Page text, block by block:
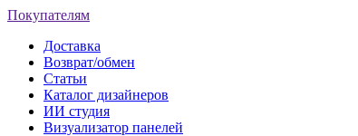
Покупателям
Доставка
Возврат/обмен
Статьи
Каталог дизайнеров
ИИ студия
Визуализатор панелей